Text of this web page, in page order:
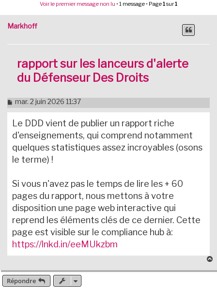
Voir le premier message non lu • 1 message • Page1sur1
Markhoff
rapport sur les lanceurs d'alerte
du Défenseur Des Droits
M
e
s
a
g
e
n
o
l
u
mar. 2 juin 2026 11:37
Le DDD vient de publier un rapport riche
d'enseignements, qui comprend notamment
quelques statistiques assez incroyables (osons
le terme) !
Si vous n'avez pas le temps de lire les + 60
pages du rapport, nous mettons à votre
disposition une page web interactive qui
reprend les éléments clés de ce dernier. Cette
page est visible sur le compliance hub à:
https://lnkd.in/eeMUkzbm
u
Répondre